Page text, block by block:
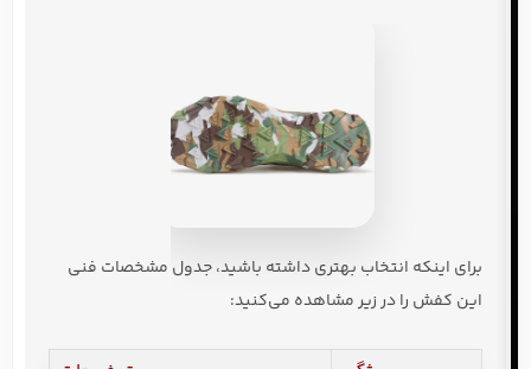
برای اینکه انتخاب بهتری داشته باشید، جدول مشخصات فنی
این کفش را در زیر مشاهده می‌کنید: